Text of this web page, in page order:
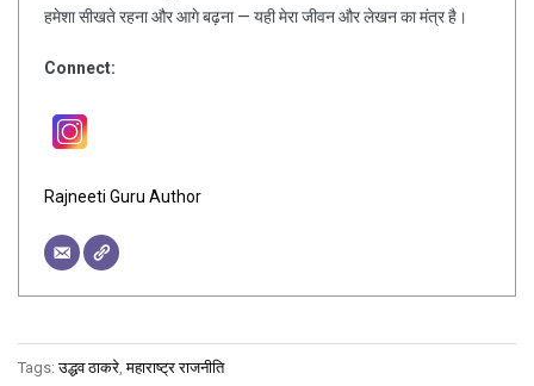
हमेशा सीखते रहना और आगे बढ़ना — यही मेरा जीवन और लेखन का मंत्र है।
Connect:
Rajneeti Guru Author
Tags:उद्धव ठाकरे ,महाराष्ट्र राजनीति